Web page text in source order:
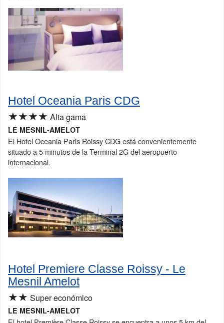
Hotel Oceania Paris CDG
★★★★ Alta gama
LE MESNIL-AMELOT
El Hotel Oceania Paris Roissy CDG está convenientemente
situado a 5 minutos de la Terminal 2G del aeropuerto
internacional.
Hotel Premiere Classe Roissy - Le
Mesnil Amelot
★★ Super económico
LE MESNIL-AMELOT